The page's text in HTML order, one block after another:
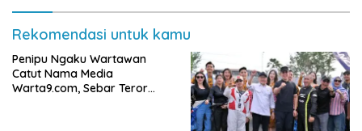
Rekomendasi untuk kamu
Penipu Ngaku Wartawan
Catut Nama Media
Warta9.com, Sebar Teror